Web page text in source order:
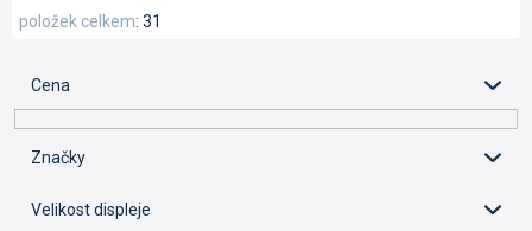
e
r
u
31
položek celkem
Cena
Značky
Velikost displeje